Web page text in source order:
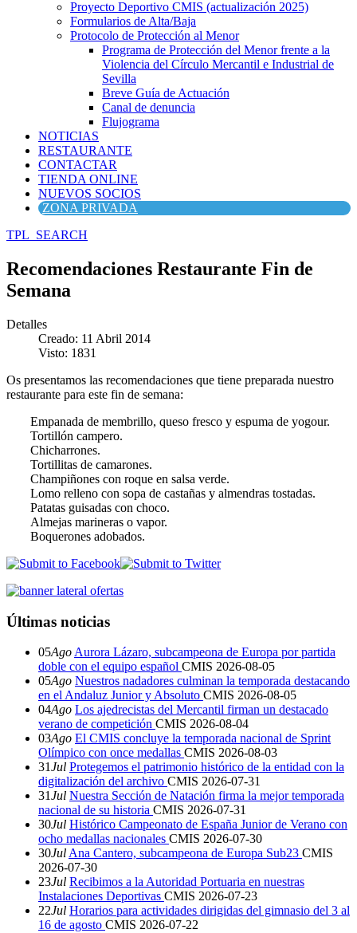
Proyecto Deportivo CMIS (actualización 2025)
Formularios de Alta/Baja
Protocolo de Protección al Menor
Programa de Protección del Menor frente a la
Violencia del Círculo Mercantil e Industrial de
Sevilla
Breve Guía de Actuación
Canal de denuncia
Flujograma
NOTICIAS
RESTAURANTE
CONTACTAR
TIENDA ONLINE
NUEVOS SOCIOS
ZONA PRIVADA
TPL_SEARCH
Recomendaciones Restaurante Fin de
Semana
Detalles
Creado: 11 Abril 2014
Visto: 1831
Os presentamos las recomendaciones que tiene preparada nuestro
restaurante para este fin de semana:
Empanada de membrillo, queso fresco y espuma de yogour.
Tortillón campero.
Chicharrones.
Tortillitas de camarones.
Champiñones con roque en salsa verde.
Lomo relleno con sopa de castañas y almendras tostadas.
Patatas guisadas con choco.
Almejas marineras o vapor.
Boquerones adobados.
Últimas noticias
05Ago Aurora Lázaro, subcampeona de Europa por partida
doble con el equipo español CMIS 2026-08-05
05Ago Nuestros nadadores culminan la temporada destacando
en el Andaluz Junior y Absoluto CMIS 2026-08-05
04Ago Los ajedrecistas del Mercantil firman un destacado
verano de competición CMIS 2026-08-04
03Ago El CMIS concluye la temporada nacional de Sprint
Olímpico con once medallas CMIS 2026-08-03
31Jul Protegemos el patrimonio histórico de la entidad con la
digitalización del archivo CMIS 2026-07-31
31Jul Nuestra Sección de Natación firma la mejor temporada
nacional de su historia CMIS 2026-07-31
30Jul Histórico Campeonato de España Junior de Verano con
ocho medallas nacionales CMIS 2026-07-30
30Jul Ana Cantero, subcampeona de Europa Sub23 CMIS
2026-07-30
23Jul Recibimos a la Autoridad Portuaria en nuestras
Instalaciones Deportivas CMIS 2026-07-23
22Jul Horarios para actividades dirigidas del gimnasio del 3 al
16 de agosto CMIS 2026-07-22